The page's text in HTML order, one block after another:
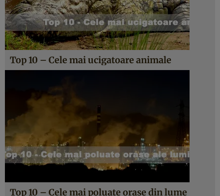
Top 10 – Cele mai ucigatoare animale
Top 10 – Cele mai poluate orase din lume